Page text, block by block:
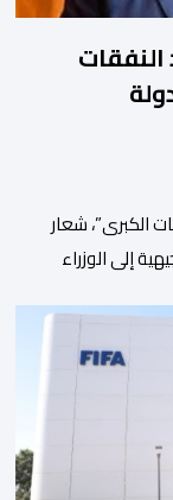
2027..تقييد النفقات
الكبرى”، شعار
إلى الوزراء
التأطيرية
عقلنة نفقات